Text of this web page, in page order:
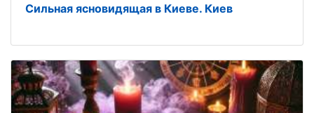
Сильная ясновидящая в Киеве. Киев